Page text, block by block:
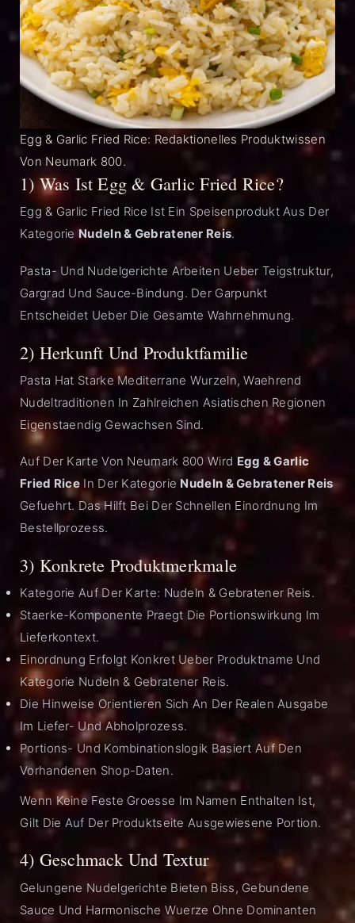
Egg & Garlic Fried Rice: Redaktionelles Produktwissen
Von Neumark 800.
1) Was Ist Egg & Garlic Fried Rice?
Egg & Garlic Fried Rice Ist Ein Speisenprodukt Aus Der
Kategorie Nudeln & Gebratener Reis.
Pasta- Und Nudelgerichte Arbeiten Ueber Teigstruktur,
Gargrad Und Sauce-Bindung. Der Garpunkt
Entscheidet Ueber Die Gesamte Wahrnehmung.
2) Herkunft Und Produktfamilie
Pasta Hat Starke Mediterrane Wurzeln, Waehrend
Nudeltraditionen In Zahlreichen Asiatischen Regionen
Eigenstaendig Gewachsen Sind.
Auf Der Karte Von Neumark 800 Wird Egg & Garlic
Fried Rice In Der Kategorie Nudeln & Gebratener Reis
Gefuehrt. Das Hilft Bei Der Schnellen Einordnung Im
Bestellprozess.
3) Konkrete Produktmerkmale
Kategorie Auf Der Karte: Nudeln & Gebratener Reis.
Staerke-Komponente Praegt Die Portionswirkung Im
Lieferkontext.
Einordnung Erfolgt Konkret Ueber Produktname Und
Kategorie Nudeln & Gebratener Reis.
Die Hinweise Orientieren Sich An Der Realen Ausgabe
Im Liefer- Und Abholprozess.
Portions- Und Kombinationslogik Basiert Auf Den
Vorhandenen Shop-Daten.
Wenn Keine Feste Groesse Im Namen Enthalten Ist,
Gilt Die Auf Der Produktseite Ausgewiesene Portion.
4) Geschmack Und Textur
Gelungene Nudelgerichte Bieten Biss, Gebundene
Sauce Und Harmonische Wuerze Ohne Dominanten